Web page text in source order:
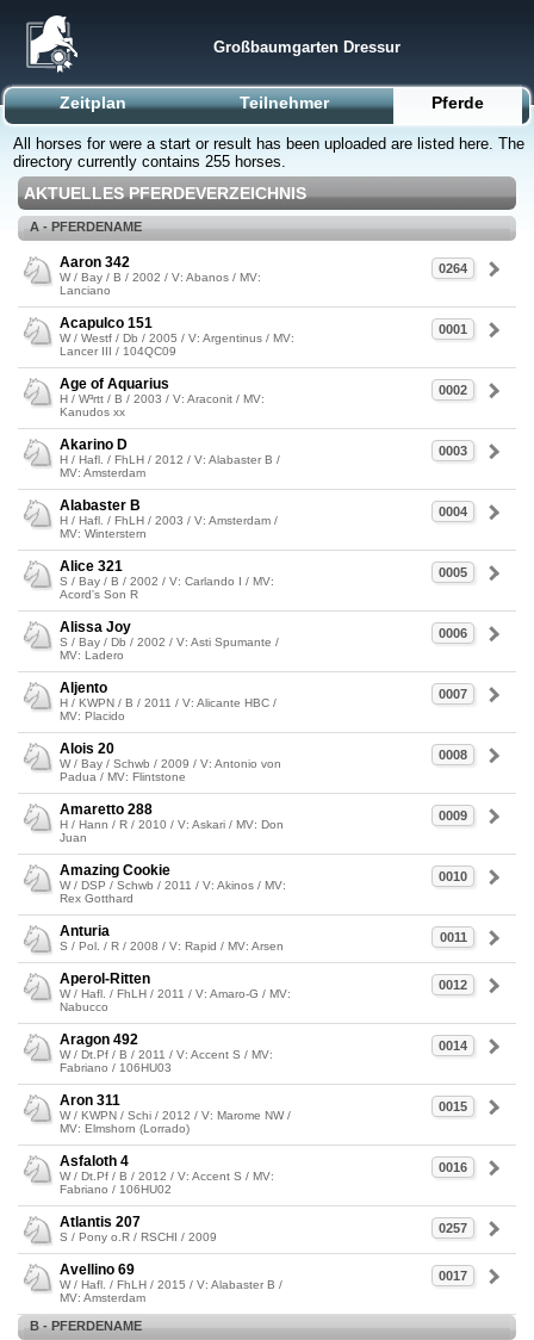
Großbaumgarten Dressur
Zeitplan Teilnehmer Pferde
All horses for were a start or result has been uploaded are listed here. The
directory currently contains 255 horses.
AKTUELLES PFERDEVERZEICHNIS
A - PFERDENAME
0264
Aaron 342
W / Bay / B / 2002 / V: Abanos / MV:
Lanciano
0001
Acapulco 151
W / Westf / Db / 2005 / V: Argentinus / MV:
Lancer III / 104QC09
0002
Age of Aquarius
H / W³rtt / B / 2003 / V: Araconit / MV:
Kanudos xx
0003
Akarino D
H / Hafl. / FhLH / 2012 / V: Alabaster B /
MV: Amsterdam
0004
Alabaster B
H / Hafl. / FhLH / 2003 / V: Amsterdam /
MV: Winterstern
0005
Alice 321
S / Bay / B / 2002 / V: Carlando I / MV:
Acord's Son R
0006
Alissa Joy
S / Bay / Db / 2002 / V: Asti Spumante /
MV: Ladero
0007
Aljento
H / KWPN / B / 2011 / V: Alicante HBC /
MV: Placido
0008
Alois 20
W / Bay / Schwb / 2009 / V: Antonio von
Padua / MV: Flintstone
0009
Amaretto 288
H / Hann / R / 2010 / V: Askari / MV: Don
Juan
0010
Amazing Cookie
W / DSP / Schwb / 2011 / V: Akinos / MV:
Rex Gotthard
0011
Anturia
S / Pol. / R / 2008 / V: Rapid / MV: Arsen
0012
Aperol-Ritten
W / Hafl. / FhLH / 2011 / V: Amaro-G / MV:
Nabucco
0014
Aragon 492
W / Dt.Pf / B / 2011 / V: Accent S / MV:
Fabriano / 106HU03
0015
Aron 311
W / KWPN / Schi / 2012 / V: Marome NW /
MV: Elmshorn (Lorrado)
0016
Asfaloth 4
W / Dt.Pf / B / 2012 / V: Accent S / MV:
Fabriano / 106HU02
0257
Atlantis 207
S / Pony o.R / RSCHI / 2009
0017
Avellino 69
W / Hafl. / FhLH / 2015 / V: Alabaster B /
MV: Amsterdam
B - PFERDENAME